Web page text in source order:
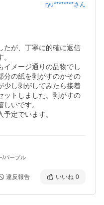
ryu********さん
たが、丁寧に的確に返信
イメージ通りの品物でし
分の紙を剥がすのかその
少し剥がしてみたら接着
ットしました。剥がすの
いです。
定でいます。
/パープル
違反報告 いいね 0